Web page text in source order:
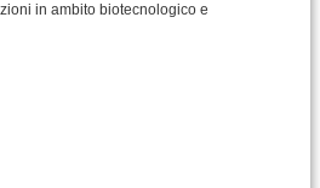
in ambito biotecnologico e